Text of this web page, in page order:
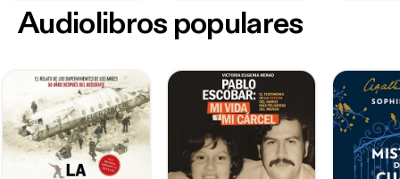
Audiolibros populares